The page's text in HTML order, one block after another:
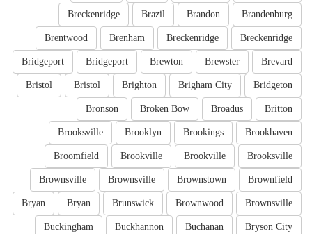
Brandenburg
Brandon
Brazil
Breckenridge
Breckenridge
Breckenridge
Brenham
Brentwood
Brevard
Brewster
Brewton
Bridgeport
Bridgeport
Bridgeton
Brigham City
Brighton
Bristol
Bristol
Britton
Broadus
Broken Bow
Bronson
Brookhaven
Brookings
Brooklyn
Brooksville
Brooksville
Brookville
Brookville
Broomfield
Brownfield
Brownstown
Brownsville
Brownsville
Brownsville
Brownwood
Brunswick
Bryan
Bryan
Bryson City
Buchanan
Buckhannon
Buckingham